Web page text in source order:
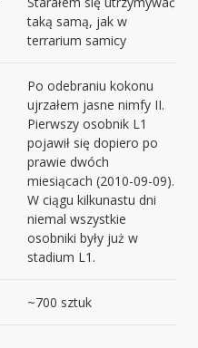
taką samą, jak w
terrarium samicy
Po odebraniu kokonu
ujrzałem jasne nimfy II.
Pierwszy osobnik L1
pojawił się dopiero po
prawie dwóch
miesiącach (2010-09-09).
W ciągu kilkunastu dni
niemal wszystkie
osobniki były już w
stadium L1.
~700 sztuk